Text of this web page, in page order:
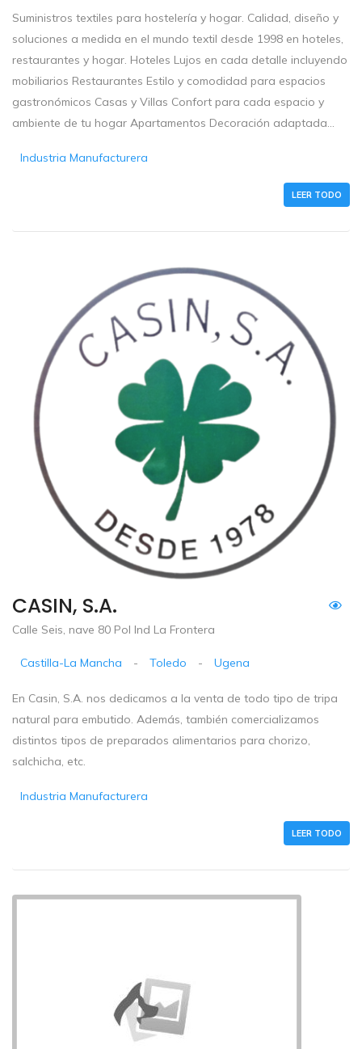
Suministros textiles para hostelería y hogar. Calidad, diseño y
soluciones a medida en el mundo textil desde 1998 en hoteles,
restaurantes y hogar. Hoteles Lujos en cada detalle incluyendo
mobiliarios Restaurantes Estilo y comodidad para espacios
gastronómicos Casas y Villas Confort para cada espacio y
ambiente de tu hogar Apartamentos Decoración adaptada...
Industria Manufacturera
LEER TODO
CASIN, S.A.
Calle Seis, nave 80 Pol Ind La Frontera
Castilla-La Mancha - Toledo - Ugena
En Casin, S.A. nos dedicamos a la venta de todo tipo de tripa
natural para embutido. Además, también comercializamos
distintos tipos de preparados alimentarios para chorizo,
salchicha, etc.
Industria Manufacturera
LEER TODO